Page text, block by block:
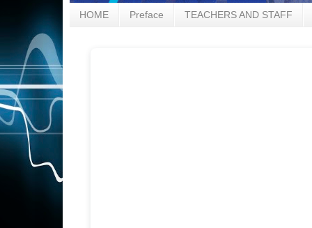
HOME Preface TEACHERS AND STAFF